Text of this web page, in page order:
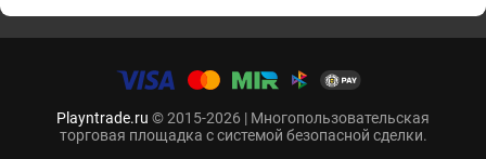
Playntrade.ru © 2015-2026 | Многопользовательская
торговая площадка с системой безопасной сделки.